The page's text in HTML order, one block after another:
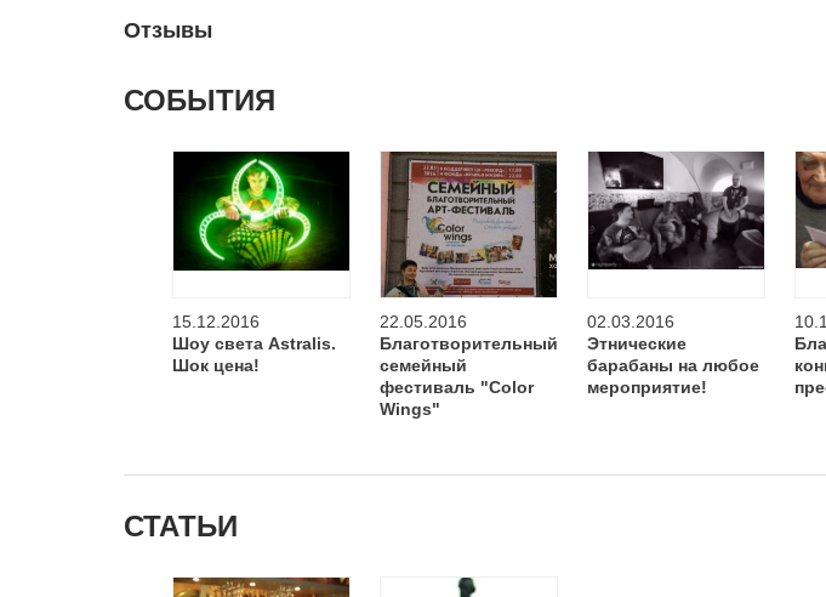
Отзывы
СОБЫТИЯ
15.12.2016
Шоу света Astralis.
Шок цена!
22.05.2016
Благотворительный
семейный
фестиваль "Color
Wings"
02.03.2016
Этнические
барабаны на любое
мероприятие!
СТАТЬИ